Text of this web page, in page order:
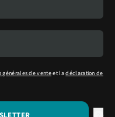
générales de venteet ladéclaration de